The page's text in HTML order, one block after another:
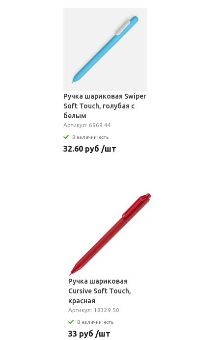
Ручка шариковая Swiper
Soft Touch, голубая с
белым
Артикул: 6969.44
В наличии: есть
32.60 руб /шт
Ручка шариковая
Cursive Soft Touch,
красная
Артикул: 18329.50
В наличии: есть
33 руб /шт